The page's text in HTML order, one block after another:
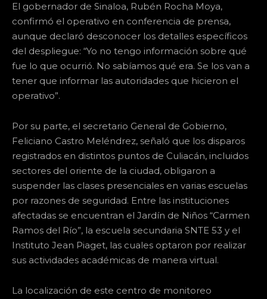
El gobernador de Sinaloa, Rubén Rocha Moya,
confirmó el operativo en conferencia de prensa,
aunque declaró desconocer los detalles específicos
del despliegue: “Yo no tengo información sobre qué
fue lo que ocurrió. No sabíamos qué era. Se los van a
tener que informar las autoridades que hicieron el
operativo”.
Por su parte, el secretario General de Gobierno,
Feliciano Castro Meléndrez, señaló que los disparos
registrados en distintos puntos de Culiacán, incluidos
sectores del oriente de la ciudad, obligaron a
suspender las clases presenciales en varias escuelas
por razones de seguridad. Entre las instituciones
afectadas se encuentran el Jardín de Niños “Carmen
Ramos del Río”, la escuela secundaria SNTE 53 y el
Instituto Jean Piaget, las cuales optaron por realizar
sus actividades académicas de manera virtual.
La localización de este centro de monitoreo